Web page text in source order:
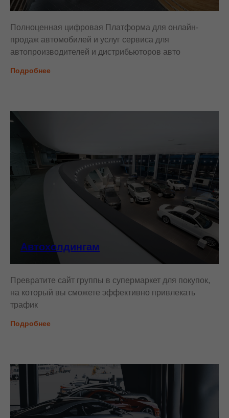
Полноценная цифровая Платформа для онлайн-
продаж автомобилей и услуг сервиса для
автопроизводителей и дистрибьюторов авто
Подробнее
Автохолдингам
Превратите сайт группы в супермаркет для покупок,
на который вы сможете эффективно привлекать
трафик
Подробнее